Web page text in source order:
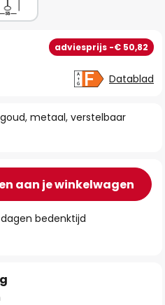
metaal, verstelbaar
adviesprijs -€ 50,82
Datablad
aan je winkelwagen
bedenktijd